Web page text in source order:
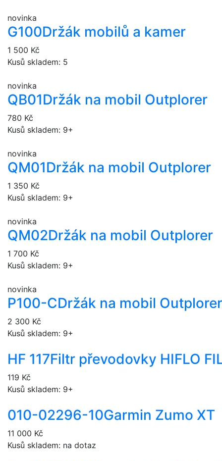
novinka
G100Držák mobilů a kamer
1 500 Kč
Kusů skladem: 5
novinka
QB01Držák na mobil Outplorer
780 Kč
Kusů skladem: 9+
novinka
QM01Držák na mobil Outplorer
1 350 Kč
Kusů skladem: 9+
novinka
QM02Držák na mobil Outplorer
1 700 Kč
Kusů skladem: 9+
novinka
P100-CDržák na mobil
2 300 Kč
Kusů skladem: 9+
HF 117Filtr převodovky HIFLO
119 Kč
Kusů skladem: 9+
010-02296-10Garmin Zumo XT
11 000 Kč
Kusů skladem: na dotaz